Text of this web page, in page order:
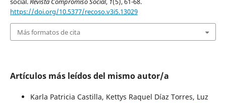
https://doi.org/10.5377/recoso.v3i5.13029
Más formatos de cita
Artículos más leídos del mismo autor/a
Karla Patricia Castilla, Kettys Raquel Díaz Torres, Luz